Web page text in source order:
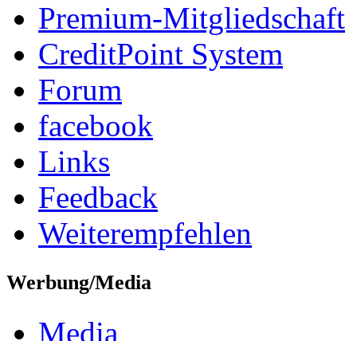
Premium-Mitgliedschaft
CreditPoint System
Forum
facebook
Links
Feedback
Weiterempfehlen
Werbung/Media
Media